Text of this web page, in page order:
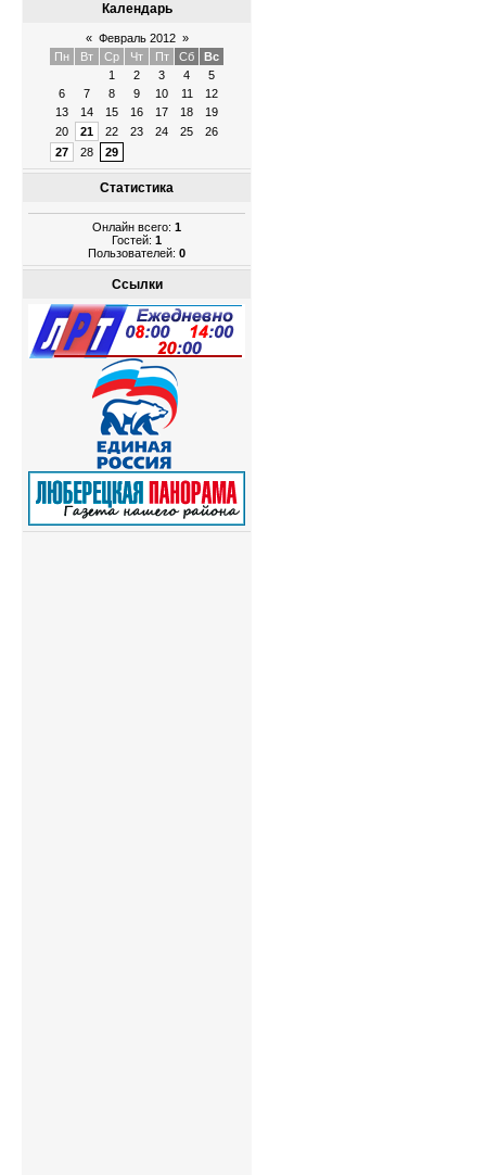
Календарь
« Февраль 2012 »
Пн
Вт Ср Чт Пт Сб
Вс
1
2 3 4
5
6
7 8 9 10 11
12
13
14 15 16 17 18
19
20
21 22 23 24 25
26
27
28 29
Статистика
Онлайн всего: 1
Гостей: 1
Пользователей: 0
Ссылки